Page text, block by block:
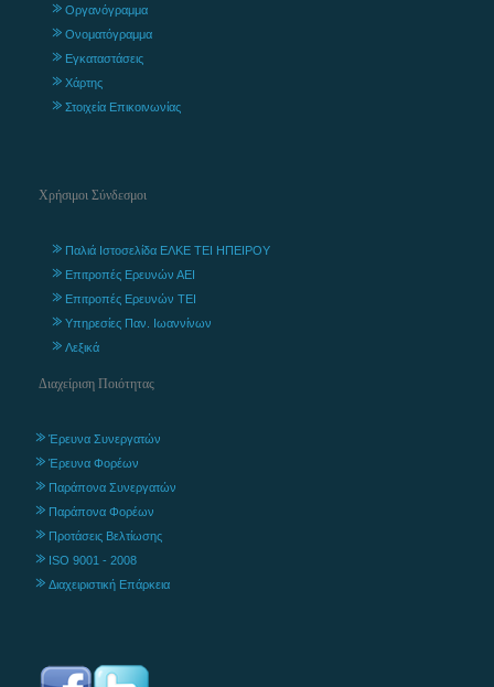
Οργανόγραμμα
Ονοματόγραμμα
Εγκαταστάσεις
Χάρτης
Στοιχεία Επικοινωνίας
Χρήσιμοι Σύνδεσμοι
Παλιά Ιστοσελίδα ΕΛΚΕ ΤΕΙ ΗΠΕΙΡΟΥ
Επιτροπές Ερευνών ΑΕΙ
Επιτροπές Ερευνών ΤΕΙ
Υπηρεσίες Παν. Ιωαννίνων
Λεξικά
Διαχείριση Ποιότητας
Έρευνα Συνεργατών
Έρευνα Φορέων
Παράπονα Συνεργατών
Παράπονα Φορέων
Προτάσεις Βελτίωσης
ISO 9001 - 2008
Διαχειριστική Επάρκεια